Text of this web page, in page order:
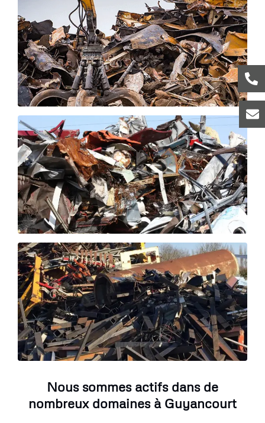
Nous sommes actifs dans de
nombreux domaines à Guyancourt